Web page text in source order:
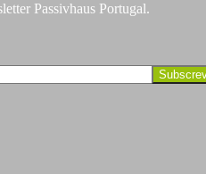
Passivhaus Portugal.